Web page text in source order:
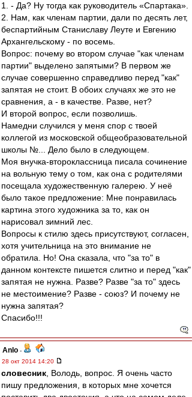
1. - Да? Ну тогда как руководитель «Спартака».
2. Нам, как членам партии, дали по десять лет,
беспартийным Станиславу Леуте и Евгению
Архангельскому - по восемь.
Вопрос: почему во втором случае "как членам
партии" выделено запятыми? В первом же
случае совершенно справедливо перед "как"
запятая не стоит. В обоих случаях же это не
сравнения, а - в качестве. Разве, нет?
И второй вопрос, если позволишь.
Намедни случился у меня спор с твоей
коллегой из московской общеобразовательной
школы №... Дело было в следующем.
Моя внучка-второклассница писала сочинение
на вольную тему о том, как она с родителями
посещала художественную галерею. У неё
было такое предложение: Мне понравилась
картина этого художника за то, как он
нарисовал зимний лес.
Вопросы к стилю здесь присутствуют, согласен,
хотя учительница на это внимание не
обратила. Но! Она сказала, что "за то" в
данном контексте пишется слитно и перед "как"
запятая не нужна. Разве? Разве "за то" здесь
не местоимение? Разве - союз? И почему не
нужна запятая?
Спасибо!!!
Anlo -
28 окт 2014 14:20
словесник , Володь, вопрос. Я очень часто
пишу предложения, в которых мне хочется